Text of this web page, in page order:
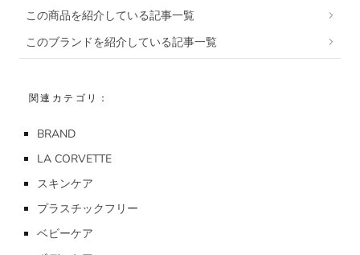
この商品を紹介している記事一覧
このブランドを紹介している記事一覧
関連カテゴリ：
BRAND
LA CORVETTE
スキンケア
プラスチックフリー
ベビーケア